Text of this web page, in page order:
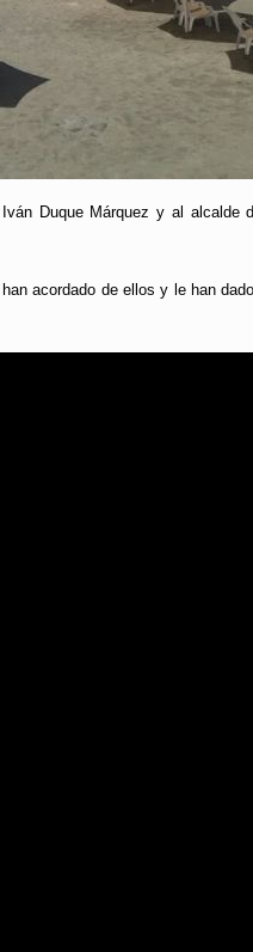
Duque Márquez y al alcalde
acordado de ellos y le han